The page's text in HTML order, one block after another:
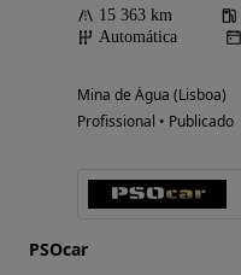
15 363 km
Automática
Mina de Água (Lisboa)
Profissional • Publicado
PSOcar